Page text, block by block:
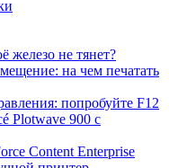
железо не тянет?
на чем печатать
попробуйте F12
Plotwave 900 с
Content Enterprise